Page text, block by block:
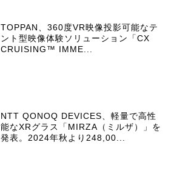
TOPPAN、360度VR映像投影可能なテ
ント型映像体験ソリューション「CX
CRUISING™ IMME...
NTT QONOQ DEVICES、軽量で高性
能なXRグラス「MIRZA（ミルザ）」を
発表。2024年秋より248,00...